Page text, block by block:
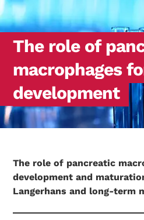
The role of
macrophages
development
The role of pancreatic
development and
Langerhans and long-term